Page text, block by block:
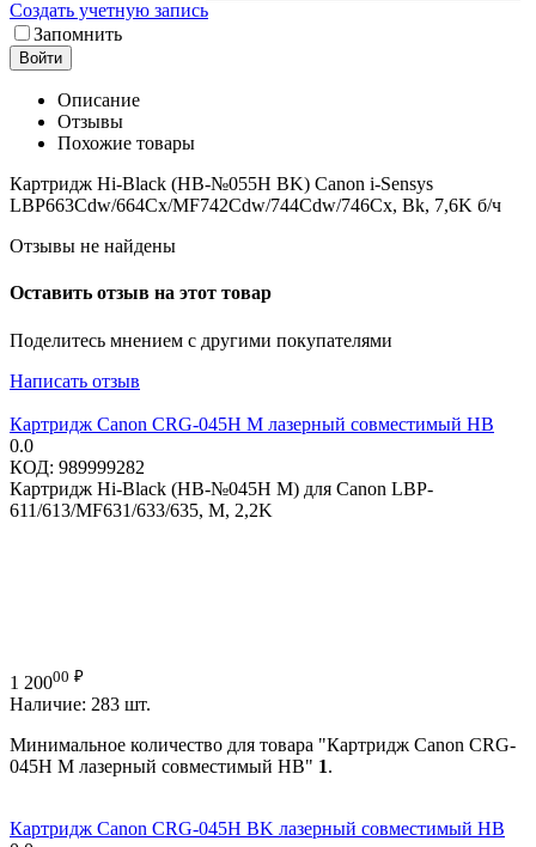
Создать учетную запись
Запомнить
Войти
Описание
Отзывы
Похожие товары
Картридж Hi-Black (HB-№055H BK) Canon i-Sensys
LBP663Cdw/664Cx/MF742Cdw/744Cdw/746Cx, Bk, 7,6K б/ч
Отзывы не найдены
Оставить отзыв на этот товар
Поделитесь мнением с другими покупателями
Написать отзыв
Картридж Canon CRG-045H M лазерный совместимый HB
0.0
КОД: 989999282
Картридж Hi-Black (HB-№045H M) для Canon LBP-
611/613/MF631/633/635, M, 2,2K
1 20000 ₽
Наличие: 283 шт.
Минимальное количество для товара "Картридж Canon CRG-
045H M лазерный совместимый HB" 1.
Картридж Canon CRG-045H BK лазерный совместимый HB